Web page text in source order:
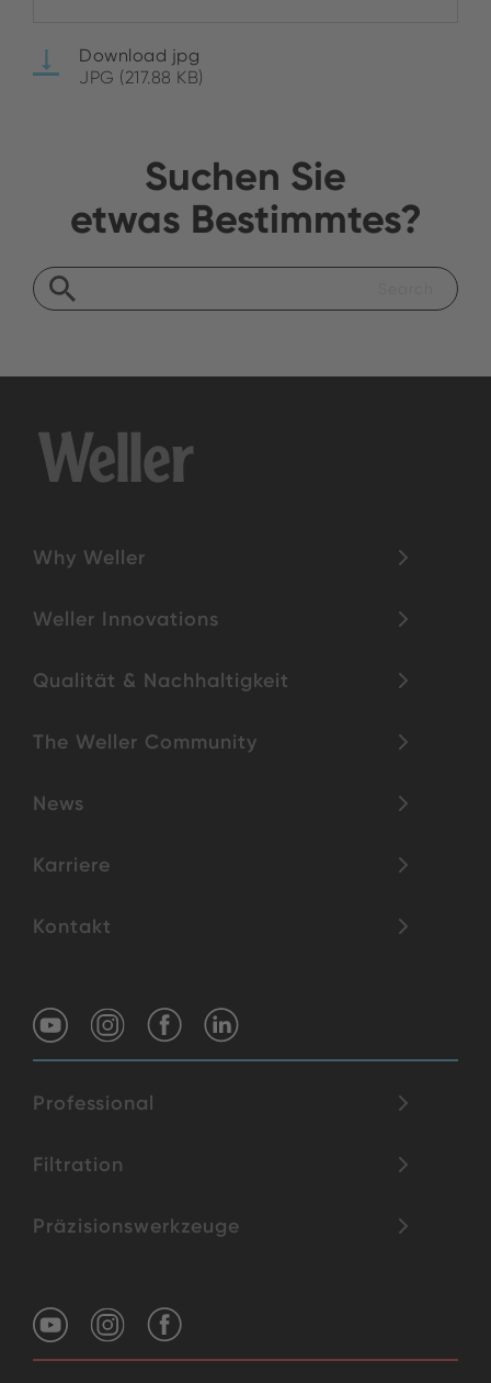
Download jpg
JPG (217.88 KB)
Suchen Sie
etwas Bestimmtes?
Why Weller
Weller Innovations
Qualität & Nachhaltigkeit
The Weller Community
News
Karriere
Kontakt
Professional
Filtration
Präzisionswerkzeuge